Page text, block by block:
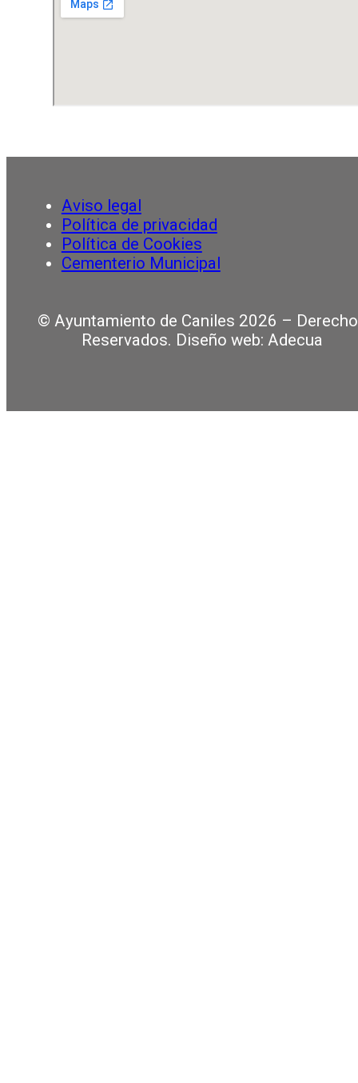
Aviso legal
Política de privacidad
Política de Cookies
Cementerio Municipal
© Ayuntamiento de Caniles 2026 –
Reservados. Diseño web: Adecua